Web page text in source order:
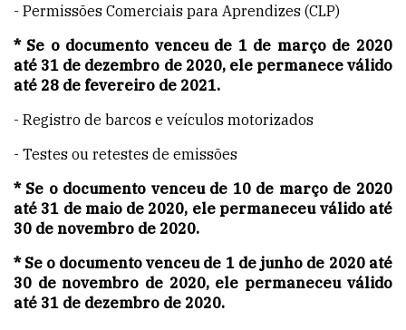
- Permissões Comerciais para Aprendizes (CLP)
* Se o documento venceu de 1 de março de 2020
até 31 de dezembro de 2020, ele permanece válido
até 28 de fevereiro de 2021.
- Registro de barcos e veículos motorizados
- Testes ou retestes de emissões
* Se o documento venceu de 10 de março de 2020
até 31 de maio de 2020, ele permaneceuválido até
30 de novembro de 2020.
* Se o documento venceude 1 de junho de 2020 até
30 de novembro de 2020, ele permaneceuválido
até 31 de dezembro de 2020.